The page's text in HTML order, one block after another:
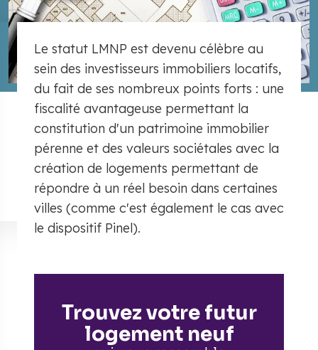
Le statut LMNP est devenu célèbre au
sein des investisseurs immobiliers locatifs,
du fait de ses nombreux points forts : une
fiscalité avantageuse permettant la
constitution d'un patrimoine immobilier
pérenne et des valeurs sociétales avec la
création de logements permettant de
répondre à un réel besoin dans certaines
villes (comme c'est également le cas avec
le dispositif Pinel).
Trouvez votre futur
logement neuf